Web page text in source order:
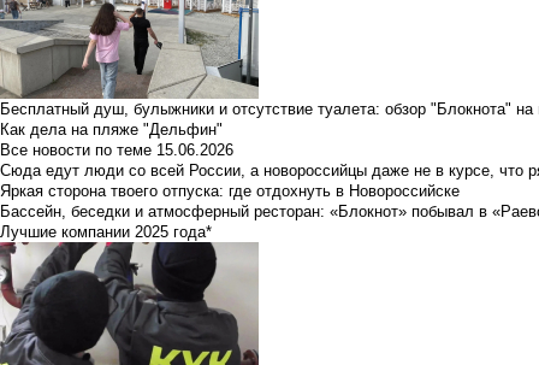
Бесплатный душ, булыжники и отсутствие туалета: обзор "Блокнота"
Как дела на пляже "Дельфин"
Все новости по теме 15.06.2026
Сюда едут люди со всей России, а новороссийцы даже не в курсе, что
Яркая сторона твоего отпуска: где отдохнуть в Новороссийске
Бассейн, беседки и атмосферный ресторан: «Блокнот» побывал в
Лучшие компании 2025 года*